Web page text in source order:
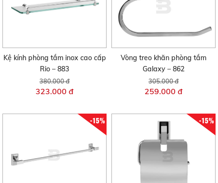
Kệ kính phòng tắm inox cao cấp
Rio – 883
380.000 đ
323.000 đ
Vòng treo khăn phòng tắm
Galaxy – 862
305.000 đ
259.000 đ
-15% -15%